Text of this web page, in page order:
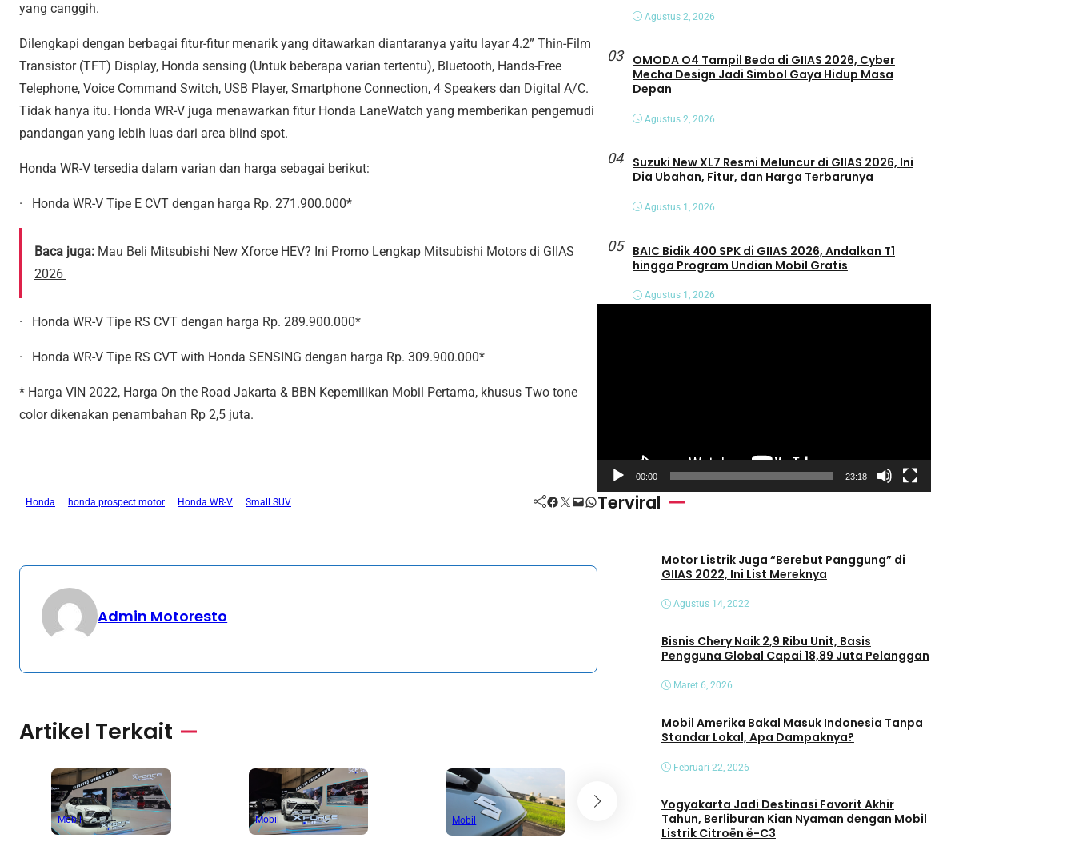
yang canggih.
Dilengkapi dengan berbagai fitur-fitur menarik yang ditawarkan diantaranya yaitu layar 4.2” Thin-Film
Transistor (TFT) Display, Honda sensing (Untuk beberapa varian tertentu), Bluetooth, Hands-Free
Telephone, Voice Command Switch, USB Player, Smartphone Connection, 4 Speakers dan Digital A/C.
Tidak hanya itu. Honda WR-V juga menawarkan fitur Honda LaneWatch yang memberikan pengemudi
pandangan yang lebih luas dari area blind spot.
Honda WR-V tersedia dalam varian dan harga sebagai berikut:
· Honda WR-V Tipe E CVT dengan harga Rp. 271.900.000*
Baca juga: Mau Beli Mitsubishi New Xforce HEV? Ini Promo Lengkap Mitsubishi Motors di GIIAS
2026
· Honda WR-V Tipe RS CVT dengan harga Rp. 289.900.000*
· Honda WR-V Tipe RS CVT with Honda SENSING dengan harga Rp. 309.900.000*
* Harga VIN 2022, Harga On the Road Jakarta & BBN Kepemilikan Mobil Pertama, khusus Two tone
color dikenakan penambahan Rp 2,5 juta.
Honda honda prospect motor Honda WR-V Small SUV Facebook Twitter Mail WhatsApp
Admin Motoresto
Artikel Terkait
Mobil Mobil Mobil Mobil
Mobil
Agustus 2, 2026
03
OMODA O4 Tampil Beda di GIIAS 2026, Cyber
Mecha Design Jadi Simbol Gaya Hidup Masa
Depan
Agustus 2, 2026
04
Suzuki New XL7 Resmi Meluncur di GIIAS 2026, Ini
Dia Ubahan, Fitur, dan Harga Terbarunya
Agustus 1, 2026
05
BAIC Bidik 400 SPK di GIIAS 2026, Andalkan T1
hingga Program Undian Mobil Gratis
Agustus 1, 2026
i
00:00 23:18
Terviral
Motor Listrik Juga “Berebut Panggung” di
GIIAS 2022, Ini List Mereknya
Agustus 14, 2022
Bisnis Chery Naik 2,9 Ribu Unit, Basis
Pengguna Global Capai 18,89 Juta Pelanggan
Maret 6, 2026
Mobil Amerika Bakal Masuk Indonesia Tanpa
Standar Lokal, Apa Dampaknya?
Februari 22, 2026
Yogyakarta Jadi Destinasi Favorit Akhir
Tahun, Berliburan Kian Nyaman dengan Mobil
Listrik Citroën ë-C3